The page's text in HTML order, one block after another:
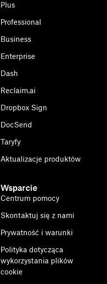
Plus
Professional
Business
Enterprise
Dash
Reclaim.ai
Dropbox Sign
DocSend
Taryfy
Aktualizacje produktów
Wsparcie
Centrum pomocy
Skontaktuj się z nami
Prywatność i warunki
Polityka dotycząca
wykorzystania plików
cookie